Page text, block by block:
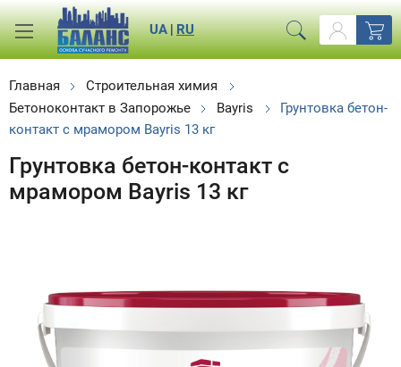
RU
|
UA
Главная
Строительная химия
Бетоноконтакт в Запорожье
Bayris
Грунтовка бетон-
контакт с мрамором Bayris 13 кг
Грунтовка бетон-контакт с
мрамором Bayris 13 кг